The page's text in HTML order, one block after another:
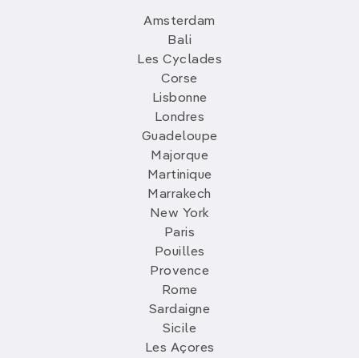
Amsterdam
Bali
Les Cyclades
Corse
Lisbonne
Londres
Guadeloupe
Majorque
Martinique
Marrakech
New York
Paris
Pouilles
Provence
Rome
Sardaigne
Sicile
Les Açores